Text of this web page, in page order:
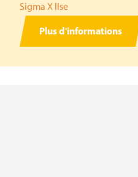
Sigma X Ilse
Plus d'informations